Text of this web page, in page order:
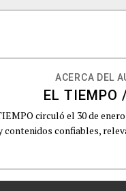
ACERCA DEL
EL TIEMPO
circuló el 30 de
contenidos confiables,